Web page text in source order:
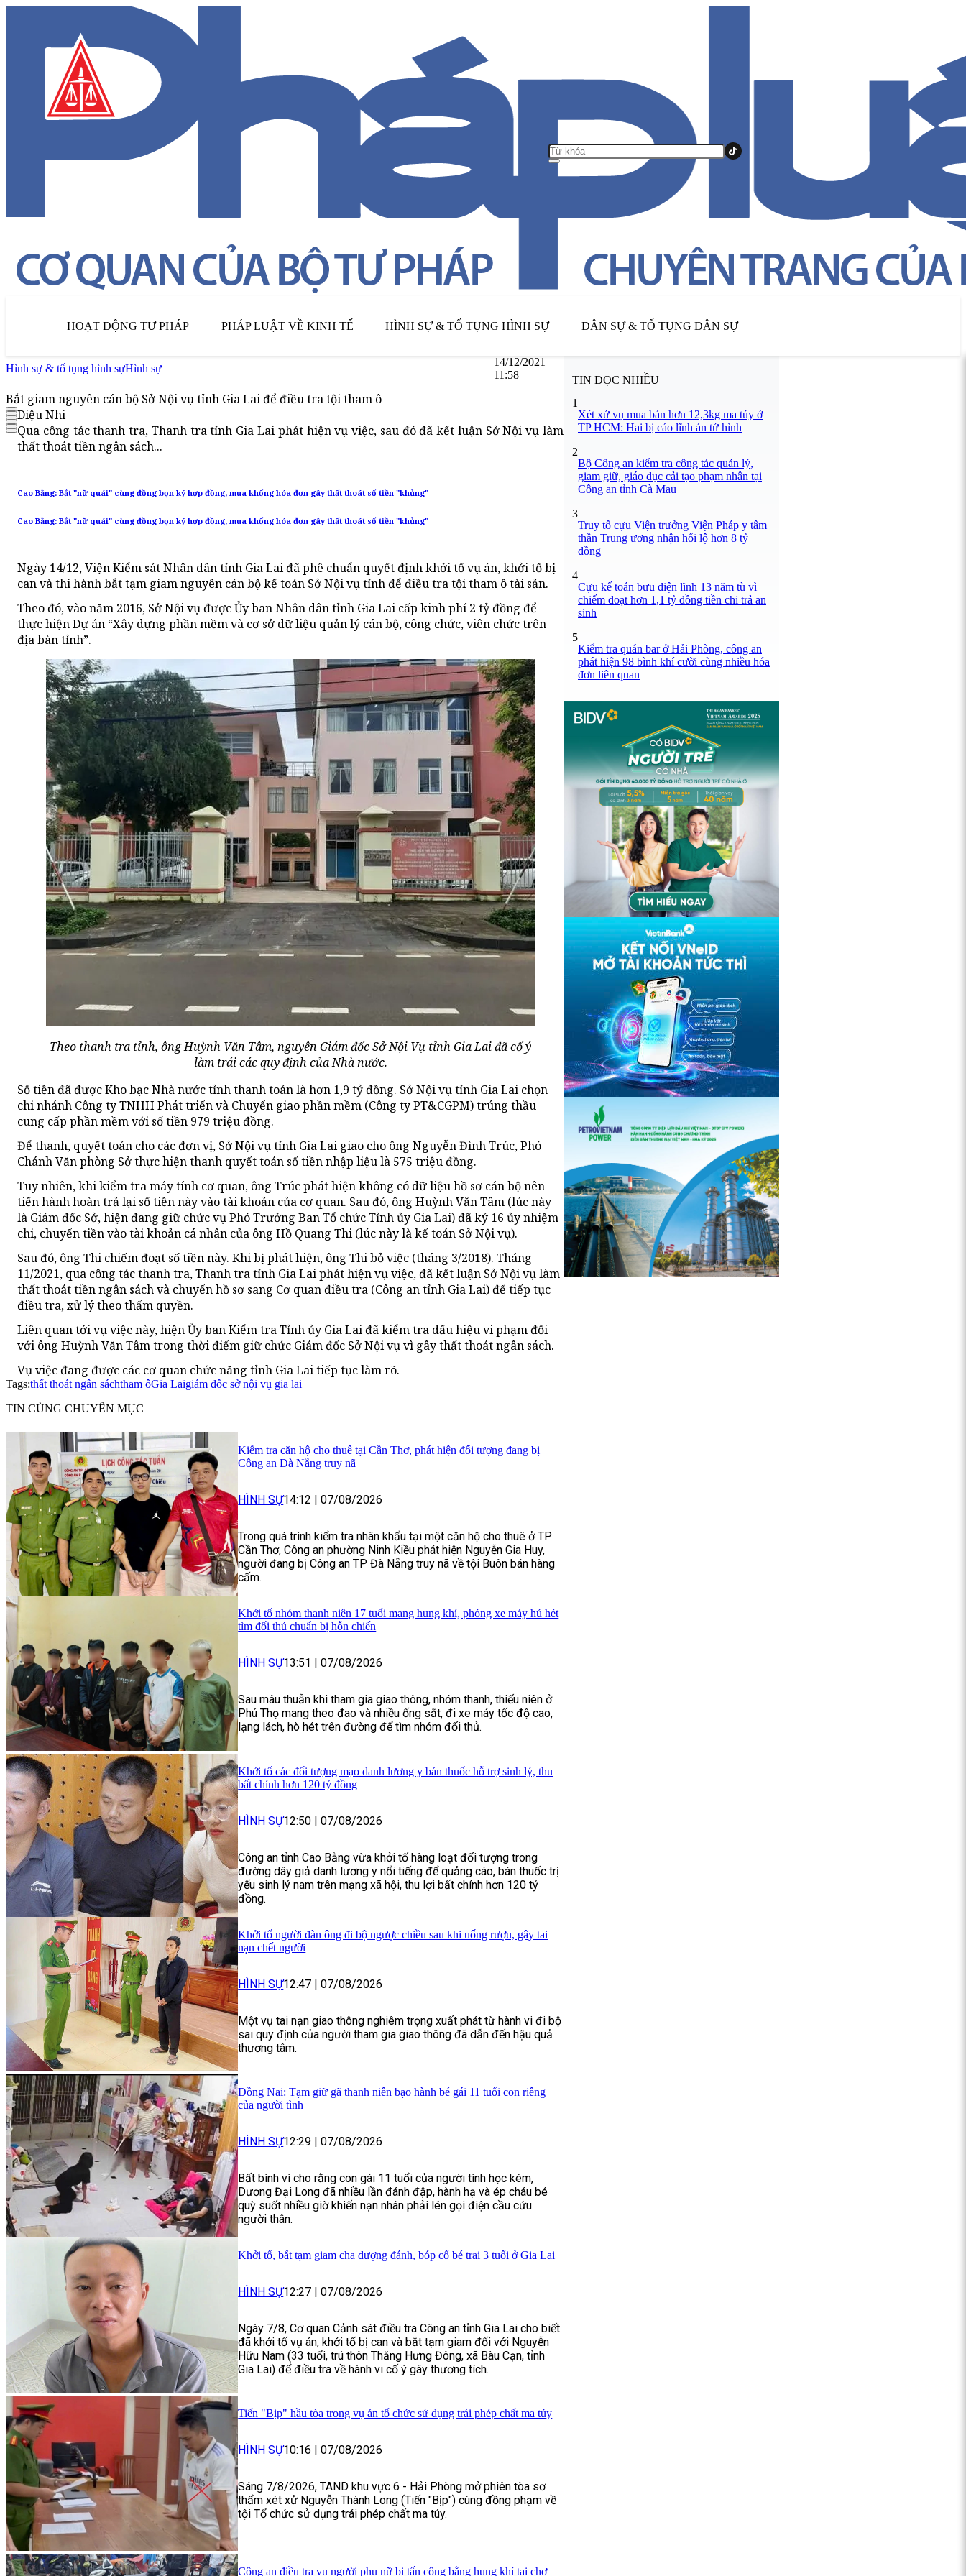
HOẠT ĐỘNG TƯ PHÁP PHÁP LUẬT VỀ KINH TẾ HÌNH SỰ & TỐ TỤNG HÌNH SỰ DÂN SỰ & TỐ TỤNG DÂN SỰ
Hình sự & tố tụng hình sựHình sự
14/12/2021
11:58
Bắt giam nguyên cán bộ Sở Nội vụ tỉnh Gia Lai để điều tra tội tham ô
Diệu Nhi
Qua công tác thanh tra, Thanh tra tỉnh Gia Lai phát hiện vụ việc, sau đó đã kết luận Sở Nội vụ làm
thất thoát tiền ngân sách...
Cao Bằng: Bắt "nữ quái" cùng đồng bọn ký hợp đồng, mua khống hóa đơn gây thất thoát số tiền "khủng"
Cao Bằng: Bắt "nữ quái" cùng đồng bọn ký hợp đồng, mua khống hóa đơn gây thất thoát số tiền "khủng"
Ngày 14/12, Viện Kiểm sát Nhân dân tỉnh Gia Lai đã phê chuẩn quyết định khởi tố vụ án, khởi tố bị
can và thi hành bắt tạm giam nguyên cán bộ kế toán Sở Nội vụ tỉnh để điều tra tội tham ô tài sản.
Theo đó, vào năm 2016, Sở Nội vụ được Ủy ban Nhân dân tỉnh Gia Lai cấp kinh phí 2 tỷ đồng để
thực hiện Dự án “Xây dựng phần mềm và cơ sở dữ liệu quản lý cán bộ, công chức, viên chức trên
địa bàn tỉnh”.
Theo thanh tra tỉnh, ông Huỳnh Văn Tâm, nguyên Giám đốc Sở Nội Vụ tỉnh Gia Lai đã cố ý
làm trái các quy định của Nhà nước.
Số tiền đã được Kho bạc Nhà nước tỉnh thanh toán là hơn 1,9 tỷ đồng. Sở Nội vụ tỉnh Gia Lai chọn
chi nhánh Công ty TNHH Phát triển và Chuyển giao phần mềm (Công ty PT&CGPM) trúng thầu
cung cấp phần mềm với số tiền 979 triệu đồng.
Để thanh, quyết toán cho các đơn vị, Sở Nội vụ tỉnh Gia Lai giao cho ông Nguyễn Đình Trúc, Phó
Chánh Văn phòng Sở thực hiện thanh quyết toán số tiền nhập liệu là 575 triệu đồng.
Tuy nhiên, khi kiểm tra máy tính cơ quan, ông Trúc phát hiện không có dữ liệu hồ sơ cán bộ nên
tiến hành hoàn trả lại số tiền này vào tài khoản của cơ quan. Sau đó, ông Huỳnh Văn Tâm (lúc này
là Giám đốc Sở, hiện đang giữ chức vụ Phó Trưởng Ban Tổ chức Tỉnh ủy Gia Lai) đã ký 16 ủy nhiệm
chi, chuyển tiền vào tài khoản cá nhân của ông Hồ Quang Thi (lúc này là kế toán Sở Nội vụ).
Sau đó, ông Thi chiếm đoạt số tiền này. Khi bị phát hiện, ông Thi bỏ việc (tháng 3/2018). Tháng
11/2021, qua công tác thanh tra, Thanh tra tỉnh Gia Lai phát hiện vụ việc, đã kết luận Sở Nội vụ làm
thất thoát tiền ngân sách và chuyển hồ sơ sang Cơ quan điều tra (Công an tỉnh Gia Lai) để tiếp tục
điều tra, xử lý theo thẩm quyền.
Liên quan tới vụ việc này, hiện Ủy ban Kiểm tra Tỉnh ủy Gia Lai đã kiểm tra dấu hiệu vi phạm đối
với ông Huỳnh Văn Tâm trong thời điểm giữ chức Giám đốc Sở Nội vụ vì gây thất thoát ngân sách.
Vụ việc đang được các cơ quan chức năng tỉnh Gia Lai tiếp tục làm rõ.
Tags:thất thoát ngân sáchtham ôGia Laigiám đốc sở nội vụ gia lai
TIN CÙNG CHUYÊN MỤC
Kiểm tra căn hộ cho thuê tại Cần Thơ, phát hiện đối tượng đang bị
Công an Đà Nẵng truy nã
HÌNH SỰ14:12 07/08/2026
Trong quá trình kiểm tra nhân khẩu tại một căn hộ cho thuê ở TP
Cần Thơ, Công an phường Ninh Kiều phát hiện Nguyễn Gia Huy,
người đang bị Công an TP Đà Nẵng truy nã về tội Buôn bán hàng
cấm.
Khởi tố nhóm thanh niên 17 tuổi mang hung khí, phóng xe máy hú hét
tìm đối thủ chuẩn bị hỗn chiến
HÌNH SỰ13:51 07/08/2026
Sau mâu thuẫn khi tham gia giao thông, nhóm thanh, thiếu niên ở
Phú Thọ mang theo đao và nhiều ống sắt, đi xe máy tốc độ cao,
lạng lách, hò hét trên đường để tìm nhóm đối thủ.
Khởi tố các đối tượng mạo danh lương y bán thuốc hỗ trợ sinh lý, thu
bất chính hơn 120 tỷ đồng
HÌNH SỰ12:50 | 07/08/2026
Công an tỉnh Cao Bằng vừa khởi tố hàng loạt đối tượng trong
đường dây giả danh lương y nổi tiếng để quảng cáo, bán thuốc trị
yếu sinh lý nam trên mạng xã hội, thu lợi bất chính hơn 120 tỷ
đồng.
Khởi tố người đàn ông đi bộ ngược chiều sau khi uống rượu, gây tai
nạn chết người
HÌNH SỰ12:47 | 07/08/2026
Một vụ tai nạn giao thông nghiêm trọng xuất phát từ hành vi đi bộ
sai quy định của người tham gia giao thông đã dẫn đến hậu quả
thương tâm.
Đồng Nai: Tạm giữ gã thanh niên bạo hành bé gái 11 tuổi con riêng
của người tình
HÌNH SỰ12:29 07/08/2026
Bất bình vì cho rằng con gái 11 tuổi của người tình học kém,
Dương Đại Long đã nhiều lần đánh đập, hành hạ và ép cháu bé
quỳ suốt nhiều giờ khiến nạn nhân phải lén gọi điện cầu cứu
người thân.
Khởi tố, bắt tạm giam cha dượng đánh, bóp cổ bé trai 3 tuổi ở Gia Lai
HÌNH SỰ12:27 07/08/2026
Ngày 7/8, Cơ quan Cảnh sát điều tra Công an tỉnh Gia Lai cho biết
đã khởi tố vụ án, khởi tố bị can và bắt tạm giam đối với Nguyễn
Hữu Nam (33 tuổi, trú thôn Thăng Hưng Đông, xã Bàu Cạn, tỉnh
Gia Lai) để điều tra về hành vi cố ý gây thương tích.
Tiến "Bịp" hầu tòa trong vụ án tổ chức sử dụng trái phép chất ma túy
HÌNH SỰ10:16 | 07/08/2026
Sáng 7/8/2026, TAND khu vực 6 - Hải Phòng mở phiên tòa sơ
thẩm xét xử Nguyễn Thành Long (Tiến "Bịp") cùng đồng phạm về
tội Tổ chức sử dụng trái phép chất ma túy.
Công an điều tra vụ người phụ nữ bị tấn công bằng hung khí tại chợ
TIN ĐỌC NHIỀU
1
Xét xử vụ mua bán hơn 12,3kg ma túy ở
TP HCM: Hai bị cáo lĩnh án tử hình
2
Bộ Công an kiểm tra công tác quản lý,
giam giữ, giáo dục cải tạo phạm nhân tại
Công an tỉnh Cà Mau
3
Truy tố cựu Viện trưởng Viện Pháp y tâm
thần Trung ương nhận hối lộ hơn 8 tỷ
đồng
4
Cựu kế toán bưu điện lĩnh 13 năm tù vì
chiếm đoạt hơn 1,1 tỷ đồng tiền chi trả an
sinh
5
Kiểm tra quán bar ở Hải Phòng, công an
phát hiện 98 bình khí cười cùng nhiều hóa
đơn liên quan